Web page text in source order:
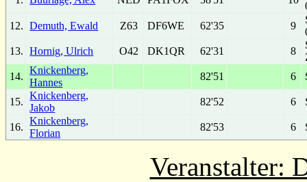
12.
Demuth, Ewald Z63 DF6WE 62'35 9
13.
Hornig, Ulrich O42 DK1QR 62'31 8
14.
Knickenberg,
Hannes
82'51 6
15.
Knickenberg,
Jakob
82'52 6
16.
Knickenberg,
Florian
82'53 6
Veranstalter: